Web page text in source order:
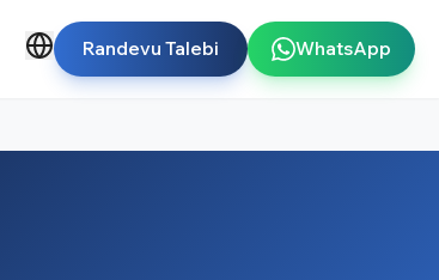
Randevu Talebi WhatsApp